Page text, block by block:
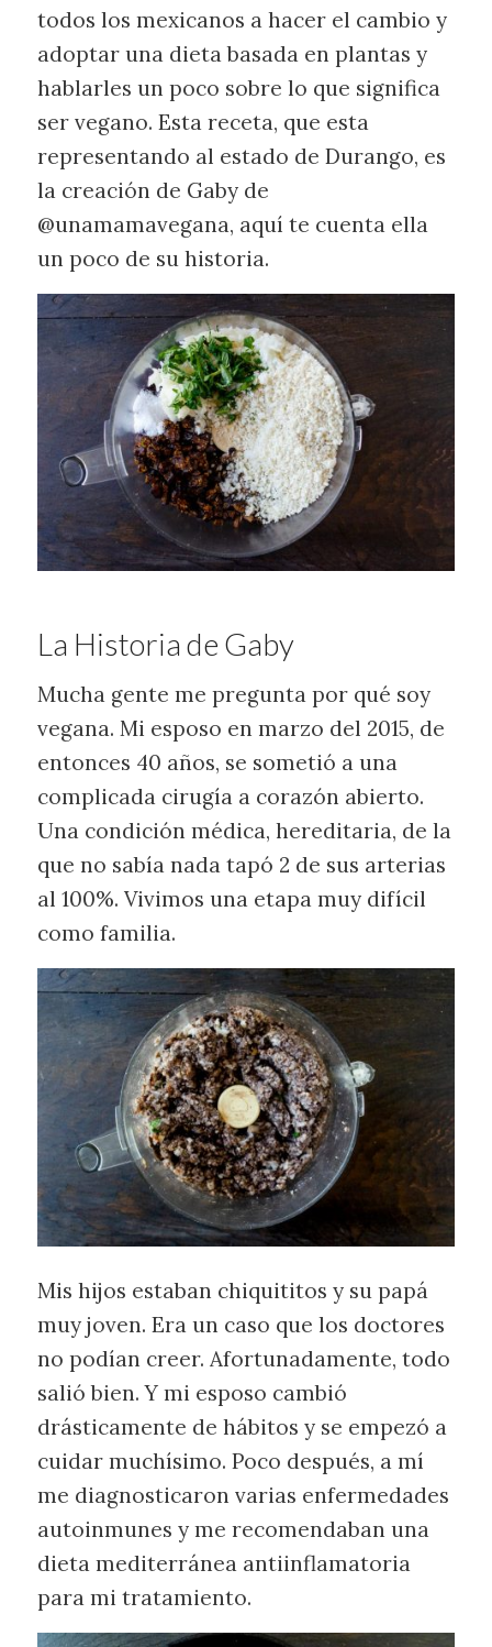
todos los mexicanos a hacer el cambio y
adoptar una dieta basada en plantas y
hablarles un poco sobre lo que significa
ser vegano. Esta receta, que esta
representando al estado de Durango, es
la creación de Gaby de
@unamamavegana, aquí te cuenta ella
un poco de su historia.
La Historia de Gaby
Mucha gente me pregunta por qué soy
vegana. Mi esposo en marzo del 2015, de
entonces 40 años, se sometió a una
complicada cirugía a corazón abierto.
Una condición médica, hereditaria, de la
que no sabía nada tapó 2 de sus arterias
al 100%. Vivimos una etapa muy difícil
como familia.
Mis hijos estaban chiquititos y su papá
muy joven. Era un caso que los doctores
no podían creer. Afortunadamente, todo
salió bien. Y mi esposo cambió
drásticamente de hábitos y se empezó a
cuidar muchísimo. Poco después, a mí
me diagnosticaron varias enfermedades
autoinmunes y me recomendaban una
dieta mediterránea antiinflamatoria
para mi tratamiento.